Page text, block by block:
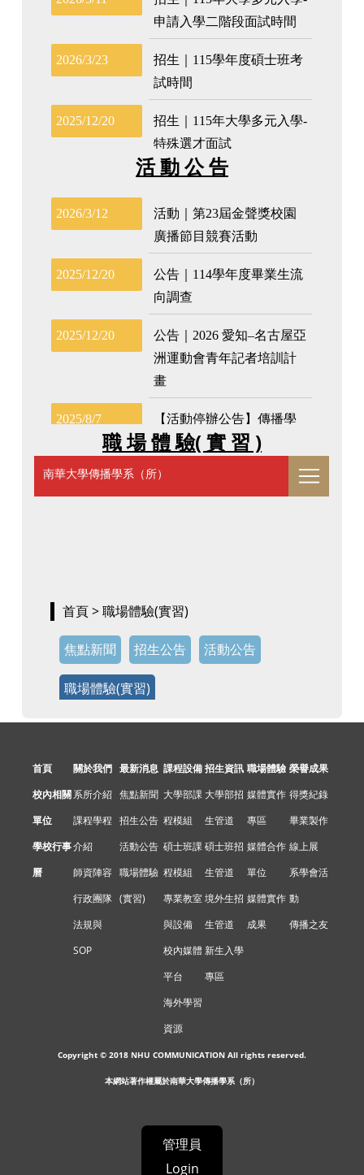
活 動 公 告
職 場 體 驗( 實 習 )
首頁
校內相關
單位
學校行事
曆
關於我們
系所介紹
課程學程
介紹
師資陣容
行政團隊
法規與
SOP
最新消息
焦點新聞
招生公告
活動公告
職場體驗
(實習)
課程設備
大學部課
程模組
碩士班課
程模組
專業教室
與設備
校內媒體
平台
海外學習
資源
招生資訊
大學部招
生管道
碩士班招
生管道
境外生招
生管道
新生入學
專區
職場體驗
媒體實作
專區
媒體合作
單位
媒體實作
成果
榮譽成果
得獎紀錄
畢業製作
線上展
系學會活
動
傳播之友
Copyright © 2018 NHU COMMUNICATION All rights reserved.
本網站著作權屬於南華大學傳播學系（所）
管理員
Login